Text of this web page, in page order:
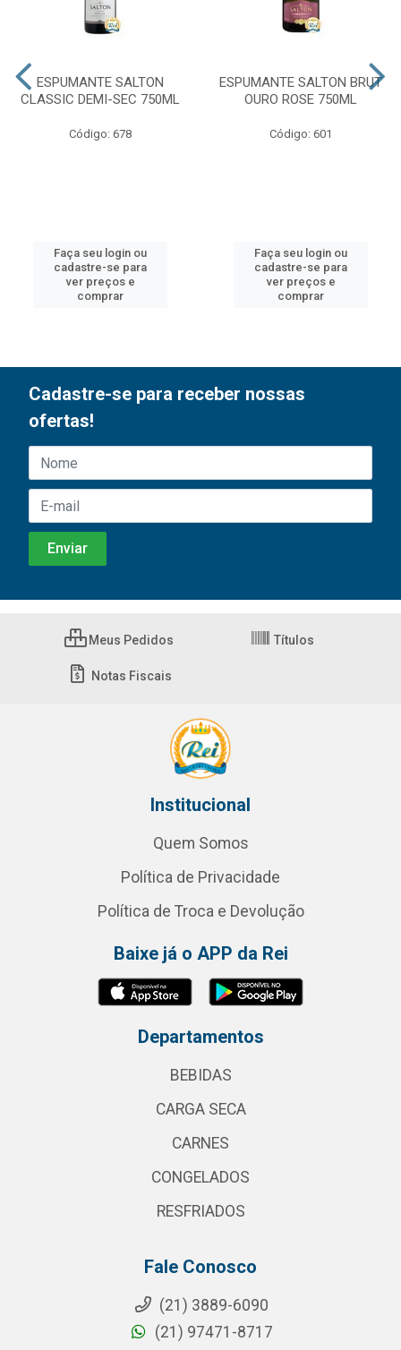
ESPUMANTE SALTON
CLASSIC DEMI-SEC 750ML
Código: 678
Faça seu login ou
cadastre-se para
ver preços e
comprar
ESPUMANTE SALTON BRUT
OURO ROSE 750ML
Código: 601
Faça seu login ou
cadastre-se para
ver preços e
comprar
Cadastre-se para receber nossas
ofertas!
Meus Pedidos Títulos
Notas Fiscais
Institucional
Quem Somos
Política de Privacidade
Política de Troca e Devolução
Baixe já o APP da Rei
Departamentos
BEBIDAS
CARGA SECA
CARNES
CONGELADOS
RESFRIADOS
Fale Conosco
(21) 3889-6090
(21) 97471-8717